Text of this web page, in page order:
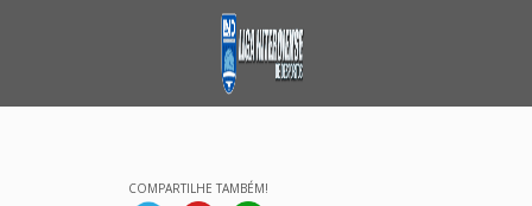
COMPARTILHE TAMBÉM!